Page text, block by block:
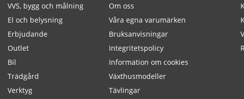
VVS, bygg och målning
El och belysning
Erbjudande
Outlet
Bil
Trädgård
Verktyg
Om oss
Våra egna varumärken
Bruksanvisningar
Integritetspolicy
Information om cookies
Växthusmodeller
Tävlingar